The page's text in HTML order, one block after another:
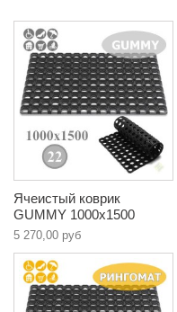
Ячеистый коврик
GUMMY 1000х1500
5 270,00 руб